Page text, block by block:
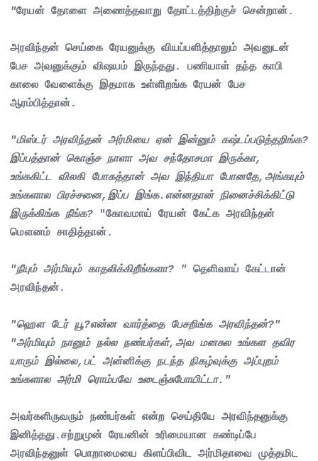
"ரேயன் தோளை அணைத்தவாறு தோட்டத்திற்குச் சென்றான்.
அரவிந்தன் செய்கை ரேயனுக்கு வியப்பளித்தாலும் அவனுடன்
பேச அவனுக்கும் விஷயம் இருந்தது. பணியாள் தந்த காபி
காலை வேளைக்கு இதமாக உள்ளிறங்க ரேயன் பேச
ஆரம்பித்தான்.
"மிஸ்டர் அரவிந்தன் அர்மியை ஏன் இன்னும் கஷ்டப்படுத்தறிங்க?
இப்பத்தான் கொஞ்ச நாளா அவ சந்தோசமா இருக்கா,
உங்ககிட்ட விலகி போகத்தான் அவ இந்தியா போனதே,அங்கயும்
உங்களால பிரச்சனை,இப்ப இங்க.என்னதான் நினைச்சிக்கிட்டு
இருக்கிங்க நீங்க?
"கோவமாய் ரேயன் கேட்க அரவிந்தன்
மௌனம் சாதித்தான்.
"நீயும் அர்மியும் காதலிக்கிறீங்களா? " தெளிவாய் கேட்டான்
அரவிந்தன்.
"ஹௌ டேர் யூ?என்ன வார்த்தை பேசறிங்க அரவிந்தன்?"
"அர்மியும் நானும் நல்ல நண்பர்கள்,அவ மனசுல உங்கள தவிர
யாரும் இல்லை,பட் அன்னிக்கு நடந்த நிகழ்வுக்கு அப்புறம்
உங்களால அர்மி ரொம்பவே உடைஞ்சுபோயிட்டா."
அவர்களிருவரும் நண்பர்கள் என்ற செய்தியே அரவிந்தனுக்கு
இனித்தது.சற்றுமுன் ரேயனின் உரிமையான கண்டிப்பே
அரவிந்தனுள் பொறாமையை கிளப்பிவிட அர்மிதாவை முத்தமிட